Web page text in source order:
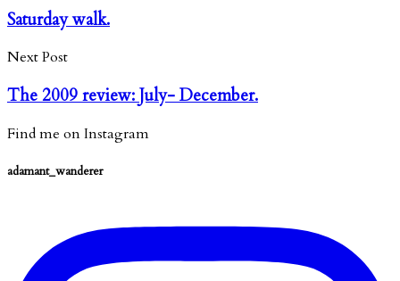
Saturday walk.
Next Post
The 2009 review: July- December.
Find me on Instagram
adamant_wanderer